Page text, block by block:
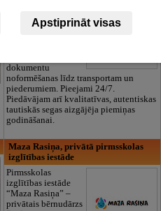
Mēs parūpēsimies
dokumentu
noformēšanas līdz transportam un
piederumiem. Pieejami 24/7.
Piedāvājam arī kvalitatīvas, autentiskas
tautiskās segas aizgājēja piemiņas
godināšanai.
Maza Rasiņa, privātā pirmsskolas
izglītības iestāde
Pirmsskolas
izglītības iestāde
“Maza Rasiņa” –
privātais bērnudārzs
Apstiprināt visas